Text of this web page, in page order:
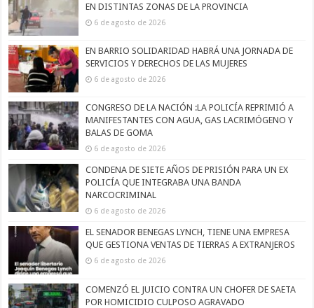
EN DISTINTAS ZONAS DE LA PROVINCIA
6 de agosto de 2026
EN BARRIO SOLIDARIDAD HABRÁ UNA JORNADA DE
SERVICIOS Y DERECHOS DE LAS MUJERES
6 de agosto de 2026
CONGRESO DE LA NACIÓN :LA POLICÍA REPRIMIÓ A
MANIFESTANTES CON AGUA, GAS LACRIMÓGENO Y
BALAS DE GOMA
6 de agosto de 2026
CONDENA DE SIETE AÑOS DE PRISIÓN PARA UN EX
POLICÍA QUE INTEGRABA UNA BANDA
NARCOCRIMINAL
6 de agosto de 2026
EL SENADOR BENEGAS LYNCH, TIENE UNA EMPRESA
QUE GESTIONA VENTAS DE TIERRAS A EXTRANJEROS
6 de agosto de 2026
COMENZÓ EL JUICIO CONTRA UN CHOFER DE SAETA
POR HOMICIDIO CULPOSO AGRAVADO